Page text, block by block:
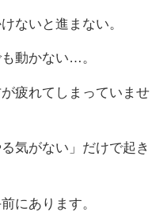
ないと進まない。
動かない…。
疲れてしまっていませ
気がない」だけで起き
にあります。